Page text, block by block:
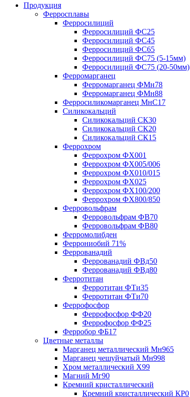
Продукция
Ферросплавы
Ферросилиций
Ферросилиций ФС25
Ферросилиций ФС45
Ферросилиций ФС65
Ферросилиций ФС75 (5-15мм)
Ферросилиций ФС75 (20-50мм)
Ферромарганец
Ферромарганец ФМн78
Ферромарганец ФМн88
Ферросиликомарганец МнС17
Силикокальций
Силикокальций СК30
Силикокальций СК20
Силикокальций СК15
Феррохром
Феррохром ФХ001
Феррохром ФХ005/006
Феррохром ФХ010/015
Феррохром ФХ025
Феррохром ФХ100/200
Феррохром ФХ800/850
Ферровольфрам
Ферровольфрам ФВ70
Ферровольфрам ФВ80
Ферромолибден
Феррониобий 71%
Феррованадий
Феррованадий ФВд50
Феррованадий ФВд80
Ферротитан
Ферротитан ФТи35
Ферротитан ФТи70
Феррофосфор
Феррофосфор ФФ20
Феррофосфор ФФ25
Ферробор ФБ17
Цветные металлы
Марганец металлический Мн965
Марганец чешуйчатый Мн998
Хром металлический Х99
Магний Мг90
Кремний кристаллический
Кремний кристаллический КР0